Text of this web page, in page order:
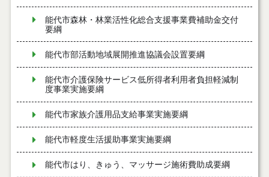
能代市森林・林業活性化総合支援事業費補助金交付
要綱
能代市部活動地域展開推進協議会設置要綱
能代市介護保険サービス低所得者利用者負担軽減制
度事業実施要綱
能代市家族介護用品支給事業実施要綱
能代市軽度生活援助事業実施要綱
能代市はり、きゅう、マッサージ施術費助成要綱